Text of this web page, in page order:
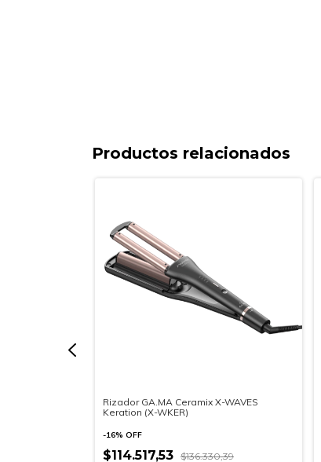
Productos relacionados
Rizador GA.MA Ceramix X-WAVES
Keration (X-WKER)
-16% OFF
$114.517,53 $136.330,39